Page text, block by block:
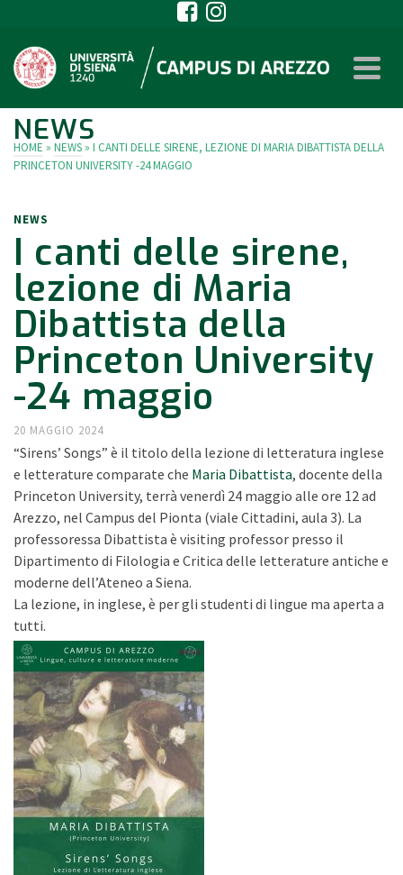
NEWS
HOME » NEWS » I CANTI DELLE SIRENE, LEZIONE DI MARIA DIBATTISTA DELLA
PRINCETON UNIVERSITY -24 MAGGIO
NEWS
I canti delle sirene,
lezione di Maria
Dibattista della
Princeton University
-24 maggio
20 MAGGIO 2024
“Sirens’ Songs” è il titolo della lezione di letteratura inglese
e letterature comparate che Maria Dibattista, docente della
Princeton University, terrà venerdì 24 maggio alle ore 12 ad
Arezzo, nel Campus del Pionta (viale Cittadini, aula 3). La
professoressa Dibattista è visiting professor presso il
Dipartimento di Filologia e Critica delle letterature antiche e
moderne dell’Ateneo a Siena.
La lezione, in inglese, è per gli studenti di lingue ma aperta a
tutti.